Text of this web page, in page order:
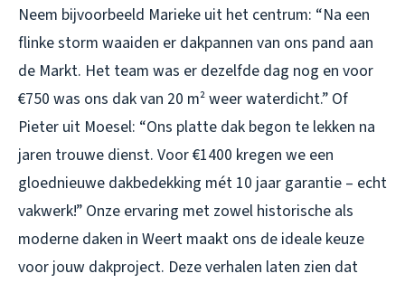
Neem bijvoorbeeld Marieke uit het centrum: “Na een
flinke storm waaiden er dakpannen van ons pand aan
de Markt. Het team was er dezelfde dag nog en voor
€750 was ons dak van 20 m² weer waterdicht.” Of
Pieter uit Moesel: “Ons platte dak begon te lekken na
jaren trouwe dienst. Voor €1400 kregen we een
gloednieuwe dakbedekking mét 10 jaar garantie – echt
vakwerk!” Onze ervaring met zowel historische als
moderne daken in Weert maakt ons de ideale keuze
voor jouw dakproject. Deze verhalen laten zien dat